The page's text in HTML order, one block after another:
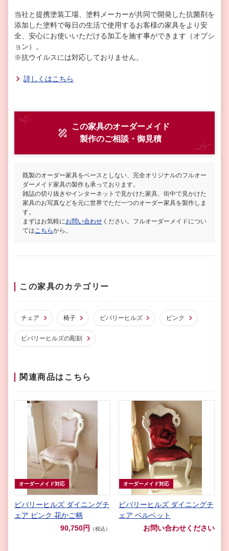
当社と提携塗装工場、塗料メーカーが共同で開発した抗菌剤を
添加した塗料で毎日の生活で使用するお客様の家具をより安
全、安心にお使いいただける加工を施す事ができます（オプシ
ョン）。
※抗ウイルスには対応しておりません。
詳しくはこちら
この家具のオーダーメイド
製作のご相談・御見積
既製のオーダー家具をベースとしない、完全オリジナルのフルオー
ダーメイド家具の製作も承っております。
雑誌の切り抜きやインターネットで見かけた家具、街中で見かけた
家具のお写真などを元に世界でただ一つのオーダー家具を製作しま
す。
まずはお気軽にお問い合わせ ください。フルオーダーメイドについ
ては こちらから。
この家具のカテゴリー
チェア 椅子 ビバリーヒルズ ピンク
ビバリーヒルズの彫刻
関連商品はこちら
オーダーメイド対応
ビバリーヒルズ ダイニングチ
ェア ピンク 花かご柄
90,750円
（税込）
オーダーメイド対応
ビバリーヒルズ ダイニングチ
ェア ベルベット
お問い合わせください